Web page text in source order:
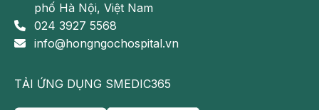
phố Hà Nội, Việt Nam
024 3927 5568
info@hongngochospital.vn
TẢI ỨNG DỤNG SMEDIC365